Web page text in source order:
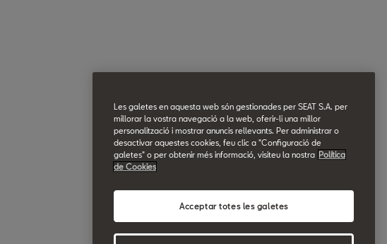
Les galetes en aquesta web són gestionades per SEAT S.A. per
millorar la vostra navegació a la web, oferir-li una millor
personalització i mostrar anuncis rellevants. Per administrar o
desactivar aquestes cookies, feu clic a "Configuració de
galetes" o per obtenir més informació, visiteu la nostra Política
de Cookies
Acceptar totes les galetes